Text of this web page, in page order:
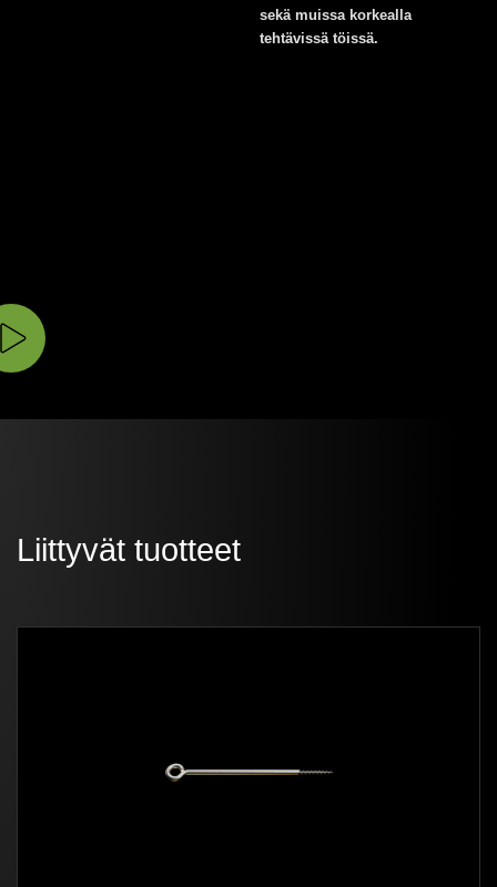
sekä muissa korkealla
tehtävissä töissä.
Liittyvät tuotteet